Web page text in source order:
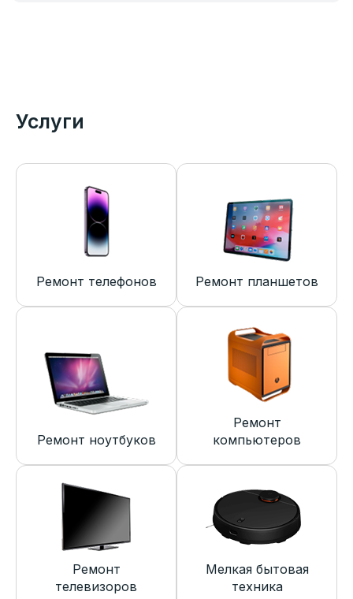
Услуги
Ремонт телефонов Ремонт планшетов
Ремонт ноутбуков
Ремонт
компьютеров
Ремонт
телевизоров
Мелкая бытовая
техника